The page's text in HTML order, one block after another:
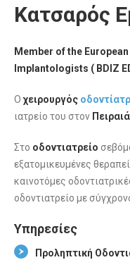
Κατσαρός
Member of the
Implantologists ( BDIZ
Οχειρουργός
ιατρείο του στον Πειραιά
Στο οδοντιατρείο
εξατομικευμένες
καινοτόμες
οδοντιατρείο με
Υπηρεσίες
Προληπτική